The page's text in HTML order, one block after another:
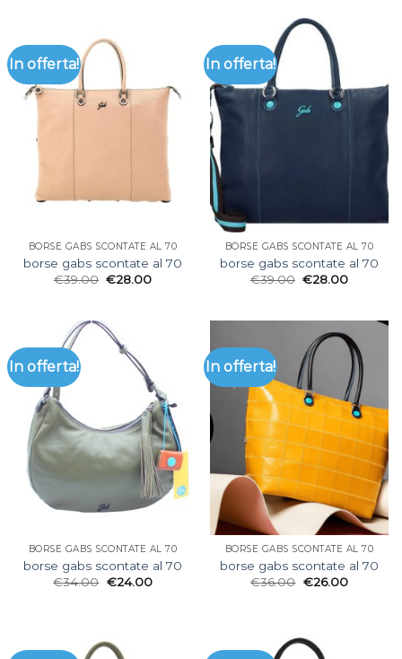
In offerta!
BORSE GABS SCONTATE AL 70
borse gabs scontate al 70
€39.00 €28.00
In offerta!
BORSE GABS SCONTATE AL 70
borse gabs scontate al 70
€39.00 €28.00
In offerta!
BORSE GABS SCONTATE AL 70
borse gabs scontate al 70
€34.00 €24.00
In offerta!
BORSE GABS SCONTATE AL 70
borse gabs scontate al 70
€36.00 €26.00